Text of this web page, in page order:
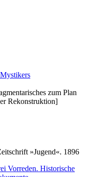
zum Plan
Rekonstruktion]
»Jugend«. 1896
Vorreden. Historische